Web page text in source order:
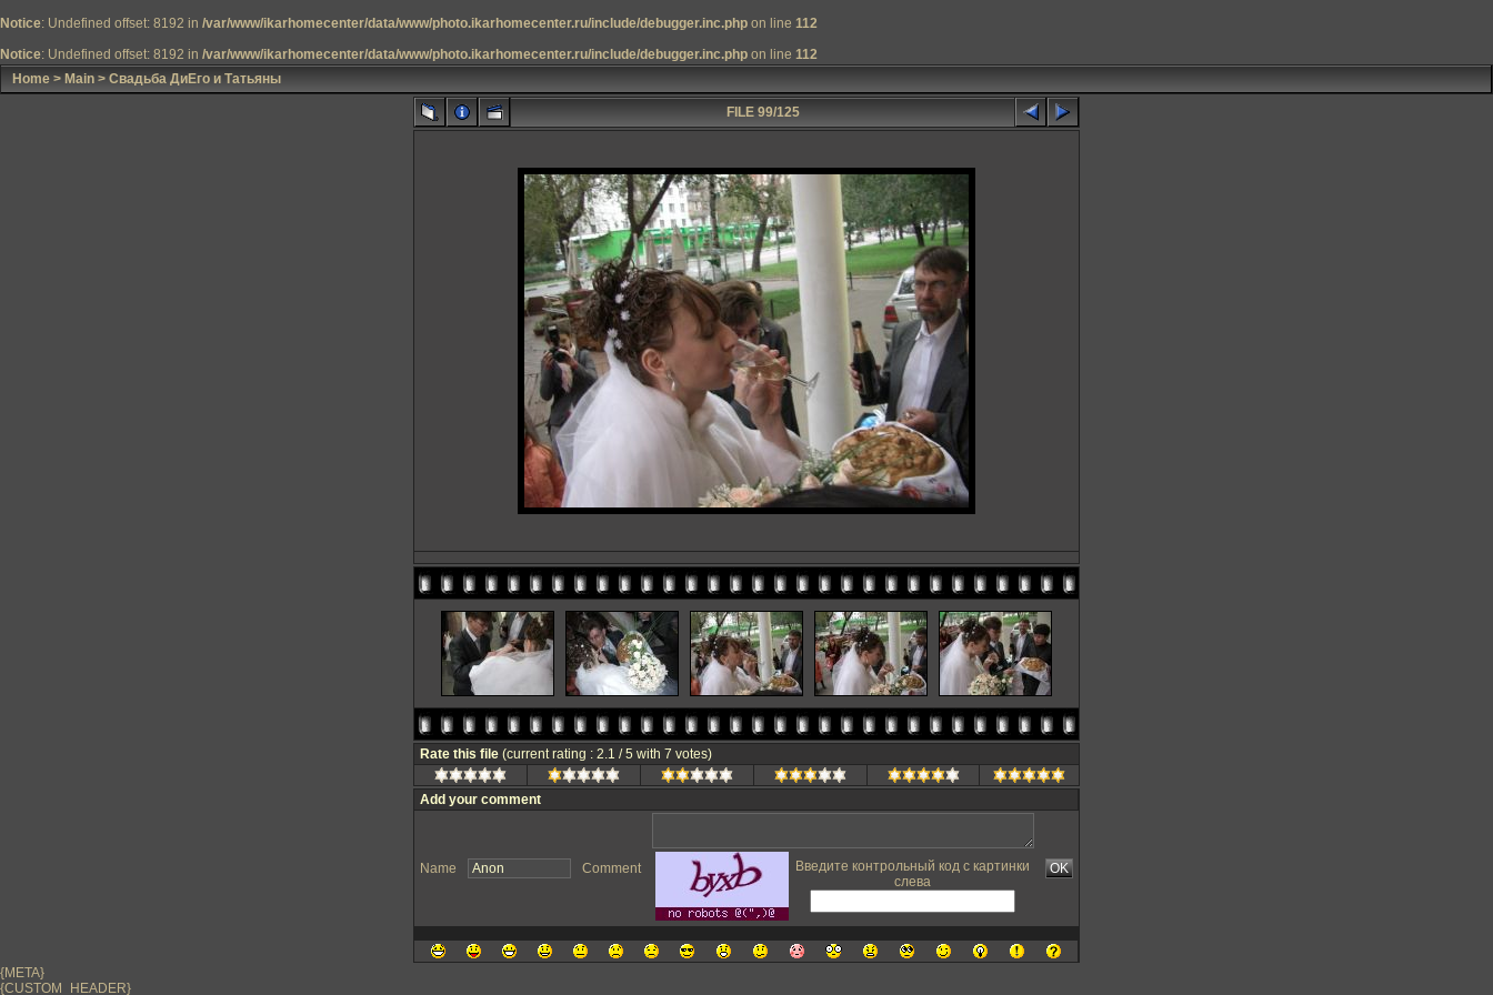
Notice: Undefined offset: 8192 in /var/www/ikarhomecenter/data/www/photo.ikarhomecenter.ru/include/debugger.inc.php on line 112
Notice: Undefined offset: 8192 in /var/www/ikarhomecenter/data/www/photo.ikarhomecenter.ru/include/debugger.inc.php on line 112
Home > Main > Свадьба ДиЕго и Татьяны
FILE 99/125
Rate this file (current rating : 2.1 / 5 with 7 votes)
Add your comment
Name Comment
Введите контрольный код с картинки
слева
{META}
{CUSTOM_HEADER}